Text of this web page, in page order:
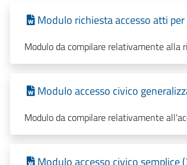
Modulo richiesta accesso atti
Modulo da compilare relativamente alla
Modulo accesso civico
Modulo da compilare relativamente